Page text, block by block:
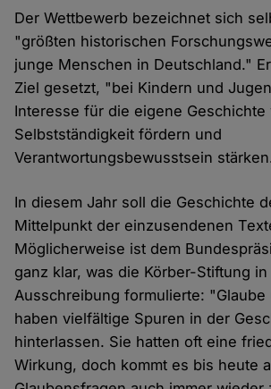
Der Wettbewerb bezeichnet sich
"größten historischen
junge Menschen in Deutschland."
Ziel gesetzt, "bei Kindern und
Interesse für die eigene Geschichte
Selbstständigkeit fördern und
Verantwortungsbewusstsein
In diesem Jahr soll die Geschichte
Mittelpunkt der einzusendenen
Möglicherweise ist dem
ganz klar, was die Körber-Stiftung in
Ausschreibung formulierte: "Glaube
haben vielfältige Spuren in der
hinterlassen. Sie hatten oft eine
Wirkung, doch kommt es bis heute